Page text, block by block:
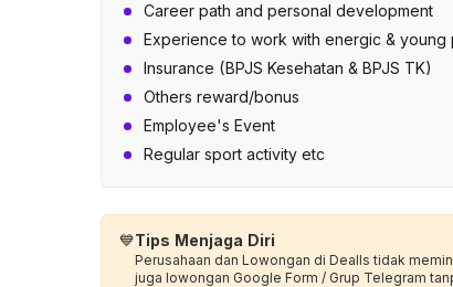
Career path and personal development
Experience to work with energic & young
Insurance (BPJS Kesehatan & BPJS TK)
Others reward/bonus
Employee's Event
Regular sport activity etc
💙Tips Menjaga Diri
Perusahaan dan Lowongan di Dealls tidak
juga lowongan Google Form / Grup Telegram